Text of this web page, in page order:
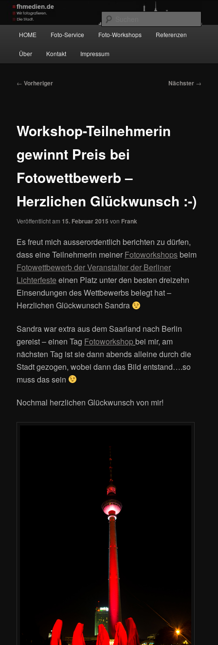
Zum
primären
Inhalt
springen
Wir fotografieren die Hauptstadt!
HOME Foto-Service Foto-Workshops Referenzen
Über Kontakt Impressum
Beitragsnavigation
← Vorheriger Nächster →
Workshop-Teilnehmerin
gewinnt Preis bei
Fotowettbewerb –
Herzlichen Glückwunsch :-)
Veröffentlicht am 15. Februar 2015 von Frank
Es freut mich ausserordentlich berichten zu dürfen,
dass eine Teilnehmerin meiner Fotoworkshops beim
Fotowettbewerb der Veranstalter der Berliner
Lichterfeste einen Platz unter den besten dreizehn
Einsendungen des Wettbewerbs belegt hat –
Herzlichen Glückwunsch Sandra
Sandra war extra aus dem Saarland nach Berlin
gereist – einen Tag Fotoworkshop bei mir, am
nächsten Tag ist sie dann abends alleine durch die
Stadt gezogen, wobei dann das Bild entstand….so
muss das sein
Nochmal herzlichen Glückwunsch von mir!